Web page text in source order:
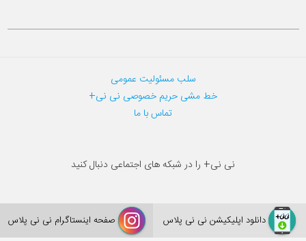
سلب مسئولیت عمومی
خط مشی حریم خصوصی نی نی+
تماس با ما
نی نی+ را در شبکه های اجتماعی دنبال کنید
دانلود اپلیکیشن نی نی پلاس صفحه اینستاگرام نی نی پلاس